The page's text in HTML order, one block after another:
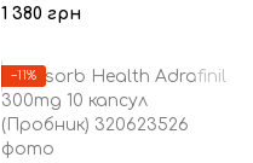
1 380 грн
−11%